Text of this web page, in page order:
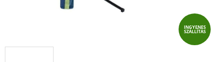
INGYENES
SZÁLLÍTÁS